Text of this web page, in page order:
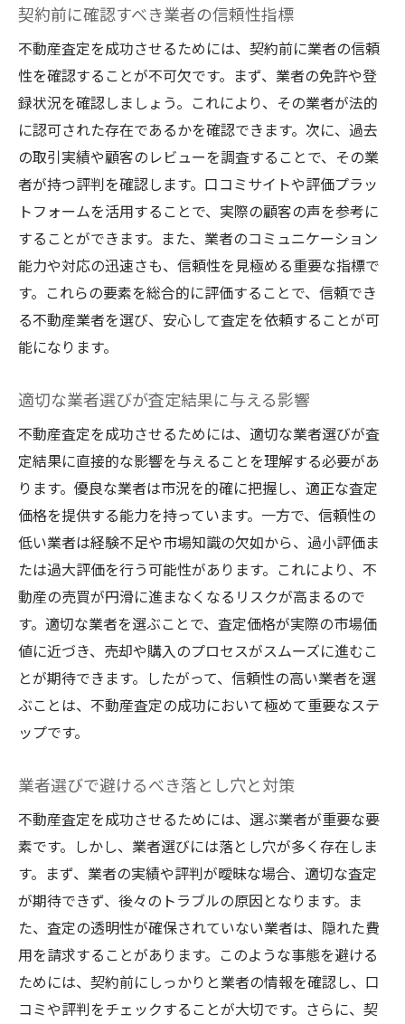
契約前に確認すべき業者の信頼性指標
不動産査定を成功させるためには、契約前に業者の信頼
性を確認することが不可欠です。まず、業者の免許や登
録状況を確認しましょう。これにより、その業者が法的
に認可された存在であるかを確認できます。次に、過去
の取引実績や顧客のレビューを調査することで、その業
者が持つ評判を確認します。口コミサイトや評価プラッ
トフォームを活用することで、実際の顧客の声を参考に
することができます。また、業者のコミュニケーション
能力や対応の迅速さも、信頼性を見極める重要な指標で
す。これらの要素を総合的に評価することで、信頼でき
る不動産業者を選び、安心して査定を依頼することが可
能になります。
適切な業者選びが査定結果に与える影響
不動産査定を成功させるためには、適切な業者選びが査
定結果に直接的な影響を与えることを理解する必要があ
ります。優良な業者は市況を的確に把握し、適正な査定
価格を提供する能力を持っています。一方で、信頼性の
低い業者は経験不足や市場知識の欠如から、過小評価ま
たは過大評価を行う可能性があります。これにより、不
動産の売買が円滑に進まなくなるリスクが高まるので
す。適切な業者を選ぶことで、査定価格が実際の市場価
値に近づき、売却や購入のプロセスがスムーズに進むこ
とが期待できます。したがって、信頼性の高い業者を選
ぶことは、不動産査定の成功において極めて重要なステ
ップです。
業者選びで避けるべき落とし穴と対策
不動産査定を成功させるためには、選ぶ業者が重要な要
素です。しかし、業者選びには落とし穴が多く存在しま
す。まず、業者の実績や評判が曖昧な場合、適切な査定
が期待できず、後々のトラブルの原因となります。ま
た、査定の透明性が確保されていない業者は、隠れた費
用を請求することがあります。このような事態を避ける
ためには、契約前にしっかりと業者の情報を確認し、口
コミや評判をチェックすることが大切です。さらに、契